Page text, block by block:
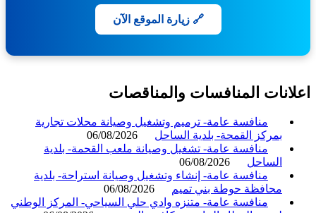
🔗 زيارة الموقع الآن
المنافسات والمناقصات
منافسة عامة- ترميم وتشغيل وصيانة محلات تجارية
بمركز القمحة- بلدية الساحل
06/08/2026
منافسة عامة- تشغيل وصيانة ملعب القحمة- بلدية
الساحل
06/08/2026
منافسة عامة- إنشاء وتشغيل وصيانة استراحة- بلدية
محافظة حوطة بني تميم
06/08/2026
منافسة عامة- متنزه وادي حلي السياحي- المركز الوطني